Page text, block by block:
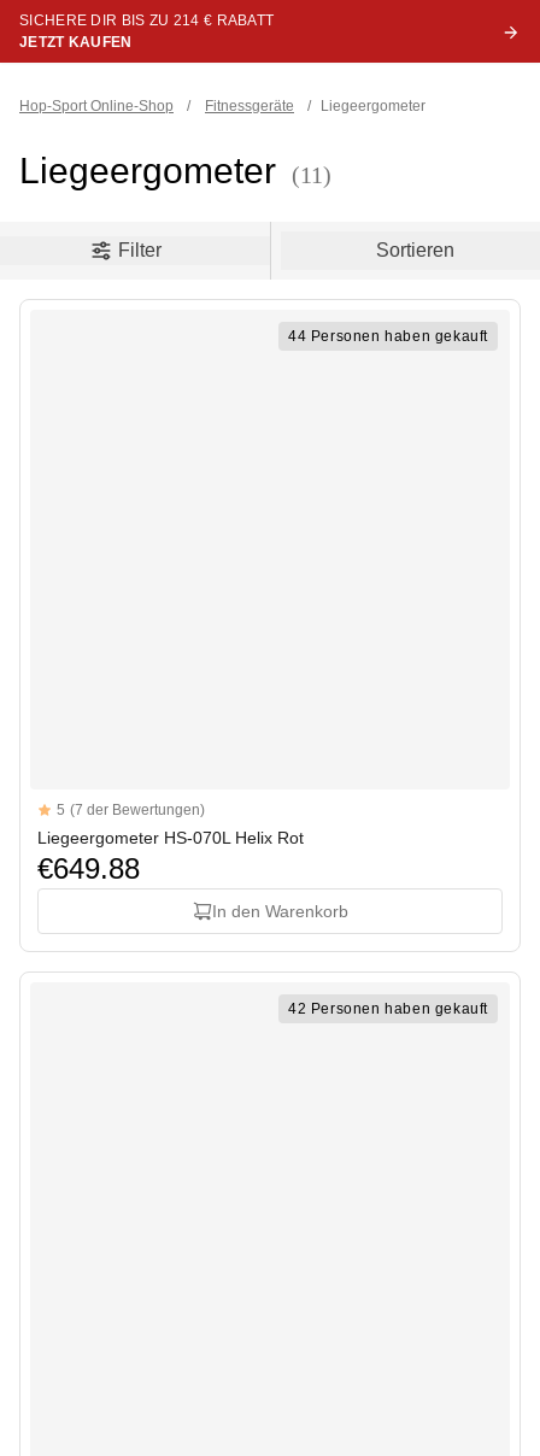
SICHERE DIR BIS ZU 214 € RABATT
JETZT KAUFEN
Hop-Sport Online-Shop / Fitnessgeräte / Liegeergometer
Liegeergometer (11)
Filter Sortieren
44 Personen haben gekauft
Reviews
5 out of 5 stars
5 (7 der Bewertungen)
Liegeergometer HS-070L Helix Rot
€649.88
In den Warenkorb
42 Personen haben gekauft